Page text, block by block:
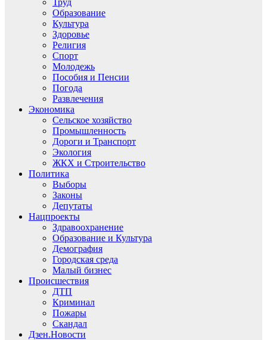
Труд
Образование
Культура
Здоровье
Религия
Спорт
Молодежь
Пособия и Пенсии
Погода
Развлечения
Экономика
Сельское хозяйство
Промышленность
Дороги и Транспорт
Экология
ЖКХ и Строительство
Политика
Выборы
Законы
Депутаты
Нацпроекты
Здравоохранение
Образование и Культура
Демография
Городская среда
Малый бизнес
Происшествия
ДТП
Криминал
Пожары
Скандал
Дзен.Новости